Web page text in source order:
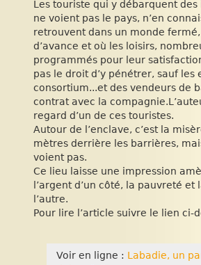
Les touriste qui y débarquent
ne voient pas le pays, n’en
retrouvent dans un monde
d’avance et où les loisirs,
programmés pour leur
pas le droit d’y pénétrer, sauf les
consortium...et des vendeurs de
contrat avec la
regard d’un de ces touristes.
Autour de l’enclave, c’est la
mètres derrière les barrières,
voient pas.
Ce lieu laisse une impression
l’argent d’un côté, la pauvreté et
l’autre.
Pour lire l’article suivre le lien ci-
Voir en ligne : Labadie, un